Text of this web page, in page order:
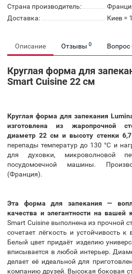
Страна производитель:
Доставка:
Киев =
Описание Отзывы 0 Вопрос
Круглая форма для
Smart Cuisine 22 см
Круглая форма для запекания
изготовлена из жаропрочной
диаметр 22 см и высоту стенки
перепады температур до 130 °C и
для духовки, микроволновой
посудомоечной машины.
(Франция).
Эта форма для запекания —
качества и элегантности на вашей
Smart Cuisine выполнена из прочной
сочетает лёгкость и устойчивость
Белый цвет придаёт изделию
вписывается в любой интерьер.
делает её идеальной для
компанию друзей. Высокая боковая